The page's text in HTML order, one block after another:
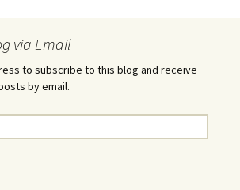
via Email
to subscribe to this blog and receive
by email.